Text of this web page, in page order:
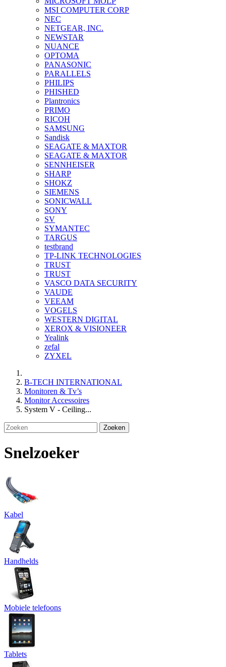
MSI COMPUTER CORP
NEC
NETGEAR, INC.
NEWSTAR
NUANCE
OPTOMA
PANASONIC
PARALLELS
PHILIPS
PHISHED
Plantronics
PRIMO
RICOH
SAMSUNG
Sandisk
SEAGATE & MAXTOR
SEAGATE & MAXTOR
SENNHEISER
SHARP
SHOKZ
SIEMENS
SONICWALL
SONY
SV
SYMANTEC
TARGUS
testbrand
TP-LINK TECHNOLOGIES
TRUST
TRUST
VASCO DATA SECURITY
VAUDE
VEEAM
VOGELS
WESTERN DIGITAL
XEROX & VISIONEER
Yealink
zefal
ZYXEL
B-TECH INTERNATIONAL
Monitoren & Tv’s
Monitor Accessoires
System V - Ceiling...
Zoeken
Snelzoeker
Kabel
Handhelds
Mobiele telefoons
Tablets